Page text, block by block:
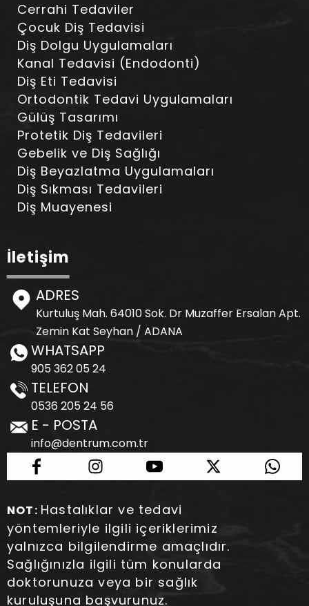
Cerrahi Tedaviler
Çocuk Diş Tedavisi
Diş Dolgu Uygulamaları
Kanal Tedavisi (Endodonti)
Diş Eti Tedavisi
Ortodontik Tedavi Uygulamaları
Gülüş Tasarımı
Protetik Diş Tedavileri
Gebelik ve Diş Sağlığı
Diş Beyazlatma Uygulamaları
Diş Sıkması Tedavileri
Diş Muayenesi
İletişim
ADRES
Kurtuluş Mah. 64010 Sok. Dr Muzaffer Ersalan Apt.
Zemin Kat Seyhan / ADANA
WHATSAPP
905 362 05 24
TELEFON
0536 205 24 56
E - POSTA
info@dentrum.com.tr
NOT: Hastalıklar ve tedavi
yöntemleriyle ilgili içeriklerimiz
yalnızca bilgilendirme amaçlıdır.
Sağlığınızla ilgili tüm konularda
doktorunuza veya bir sağlık
kuruluşuna başvurunuz.